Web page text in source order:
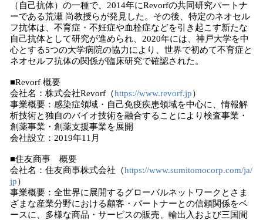
（自己抗体）の一種で、2014年にRevorfの共同研究パートナ
ーである荒瀬 尚教授らが発見した。その後、特定のネオセル
フ抗体は、不育症・不妊症や血栓症などを引き起こす新たな
自己抗体として研究が進められ、2020年には、神戸大学を中
心とする5つの大学病院の協力により、世界で初めて不育症と
ネオセルフ抗体の関係が臨床研究で確認された。
■Revorf 概要
会社名：株式会社Revorf（https://www.revorf.jp）
事業概要：感染症領域・自己免疫疾患領域を中心に、情報解
析技術と独自のバイオ技術を融合することにより検査事業・
創薬事業・創薬支援事業を展開
会社設立：2019年11月
■住友商事 概要
会社名：住友商事株式会社（https://www.sumitomocorp.com/ja/
jp）
事業概要：全世界に展開するグローバルネットワークとさま
ざまな産業分野における顧客・パートナーとの信頼関係をベ
ースに、多様な商品・サービスの販売、輸出入および三国間